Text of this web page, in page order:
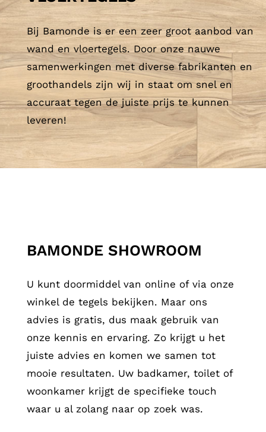
Bij Bamonde is er een zeer groot aanbod van
wand en vloertegels. Door onze nauwe
samenwerkingen met diverse fabrikanten en
groothandels zijn wij in staat om snel en
accuraat tegen de juiste prijs te kunnen
leveren!
BAMONDE SHOWROOM
U kunt doormiddel van online of via onze
winkel de tegels bekijken. Maar ons
advies is gratis, dus maak gebruik van
onze kennis en ervaring. Zo krijgt u het
juiste advies en komen we samen tot
mooie resultaten. Uw badkamer, toilet of
woonkamer krijgt de specifieke touch
waar u al zolang naar op zoek was.